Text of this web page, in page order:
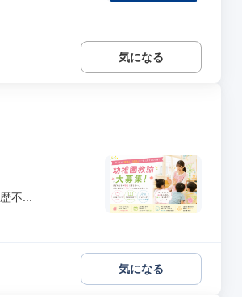
気になる
不...
気になる